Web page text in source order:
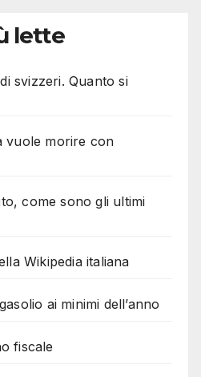
lette
svizzeri. Quanto si
vuole morire con
come sono gli ultimi
Wikipedia italiana
ai minimi dell’anno
fiscale